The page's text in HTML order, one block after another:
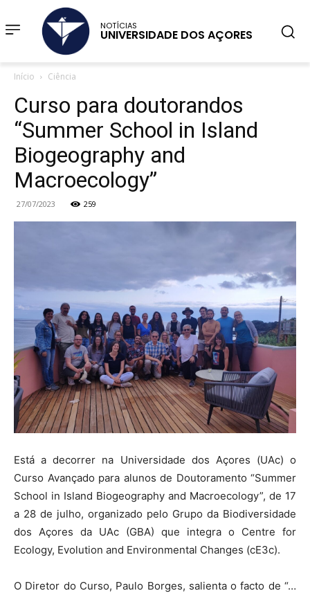
NOTÍCIAS
UNIVERSIDADE DOS AÇORES
Início Ciência
Curso para doutorandos
“Summer School in Island
Biogeography and
Macroecology”
27/07/2023 259
Está a decorrer na Universidade dos Açores (UAc) o
Curso Avançado para alunos de Doutoramento “Summer
School in Island Biogeography and Macroecology”, de 17
a 28 de julho, organizado pelo Grupo da Biodiversidade
dos Açores da UAc (GBA) que integra o Centre for
Ecology, Evolution and Environmental Changes (cE3c).
O Diretor do Curso, Paulo Borges, salienta o facto de “…